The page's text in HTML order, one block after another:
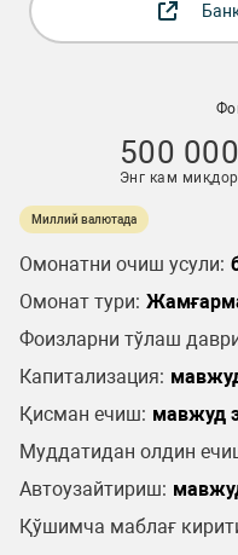
500
Энг кам
Миллий валютада
Омонатни очиш усули:
Омонат тури:
Фоизларни тўлаш
Капитализация:
Қисман ечиш: мавжуд
Муддатидан олдин
Автоузайтириш:
Қўшимча маблағ